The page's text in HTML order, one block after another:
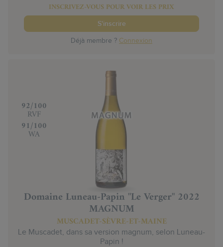
INSCRIVEZ-VOUS POUR VOIR LES PRIX
S'inscrire
Déjà membre ? Connexion
‍92/100
RVF
‍91/100
WA
Domaine Luneau-Papin "Le Verger" 2022
MAGNUM
MUSCADET-SÈVRE-ET-MAINE
Le Muscadet, dans sa version magnum, selon Luneau-
Papin !